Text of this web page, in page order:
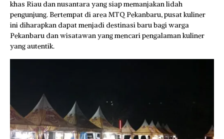
khas Riau dan nusantara yang siap memanjakan lidah
pengunjung. Bertempat di area MTQ Pekanbaru, pusat kuliner
ini diharapkan dapat menjadi destinasi baru bagi warga
Pekanbaru dan wisatawan yang mencari pengalaman kuliner
yang autentik.